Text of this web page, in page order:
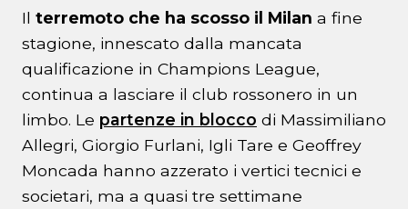
Il terremoto che ha scosso il Milan a fine
stagione, innescato dalla mancata
qualificazione in Champions League,
continua a lasciare il club rossonero in un
limbo. Le partenze in blocco di Massimiliano
Allegri, Giorgio Furlani, Igli Tare e Geoffrey
Moncada hanno azzerato i vertici tecnici e
societari, ma a quasi tre settimane